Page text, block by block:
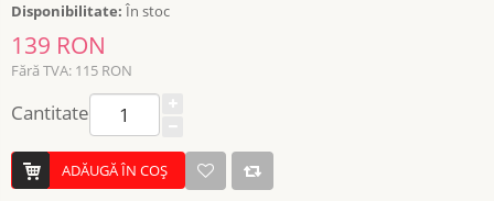
Disponibilitate: În stoc
139 RON
Fără TVA: 115 RON
Cantitate
ADĂUGĂ ÎN COŞ